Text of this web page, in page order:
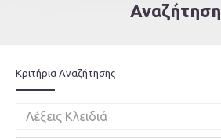
Αναζήτηση
Κριτήρια Αναζήτησης